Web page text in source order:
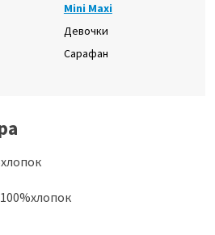
Mini Maxi
Девочки
Сарафан